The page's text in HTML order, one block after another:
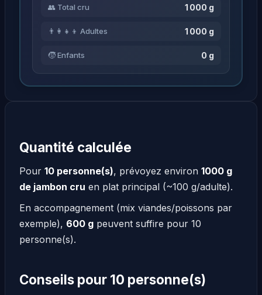
👥 Total cru 1 000 g
👨‍👩‍👧‍👦 Adultes 1 000 g
🧒 Enfants 0 g
Quantité calculée
Pour 10 personne(s), prévoyez environ 1000 g
de jambon cru en plat principal (~100 g/adulte).
En accompagnement (mix viandes/poissons par
exemple), 600 g peuvent suffire pour 10
personne(s).
Conseils pour 10 personne(s)